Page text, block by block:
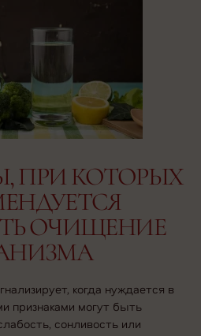
ПРИ КОТОРЫХ
ОЧИЩЕНИЕ
когда нуждается в
признаками могут быть
сонливость или